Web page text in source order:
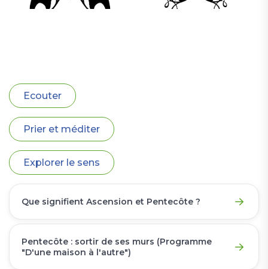
Ecouter
Prier et méditer
Explorer le sens
Que signifient Ascension et Pentecôte ?
Pentecôte : sortir de ses murs (Programme
"D'une maison à l'autre")